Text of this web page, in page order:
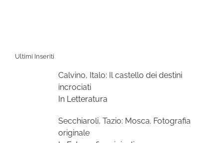
Ultimi Inseriti
Calvino, Italo: Il castello dei destini
incrociati
In Letteratura
Secchiaroli, Tazio: Mosca. Fotografia
originale